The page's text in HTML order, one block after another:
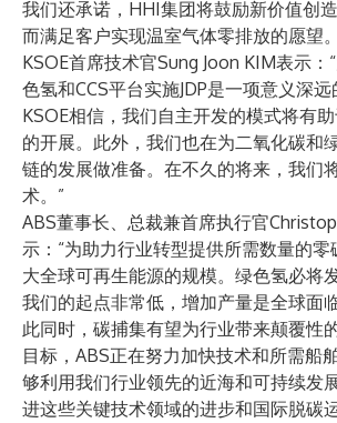
我们还承诺，HHI集团将鼓励新价值创
而满足客户实现温室气体零排放的愿望
KSOE首席技术官Sung Joon KIM表示：
色氢和CCS平台实施JDP是一项意义深远
KSOE相信，我们自主开发的模式将有
的开展。此外，我们也在为二氧化碳和
链的发展做准备。在不久的将来，我们
术。”
ABS董事长、总裁兼首席执行官
示：“为助力行业转型提供所需数量的
大全球可再生能源的规模。绿色氢必将
我们的起点非常低，增加产量是全球面
此同时，碳捕集有望为行业带来颠覆性
目标，ABS正在努力加快技术和所需船
够利用我们行业领先的近海和可持续发
进这些关键技术领域的进步和国际脱碳